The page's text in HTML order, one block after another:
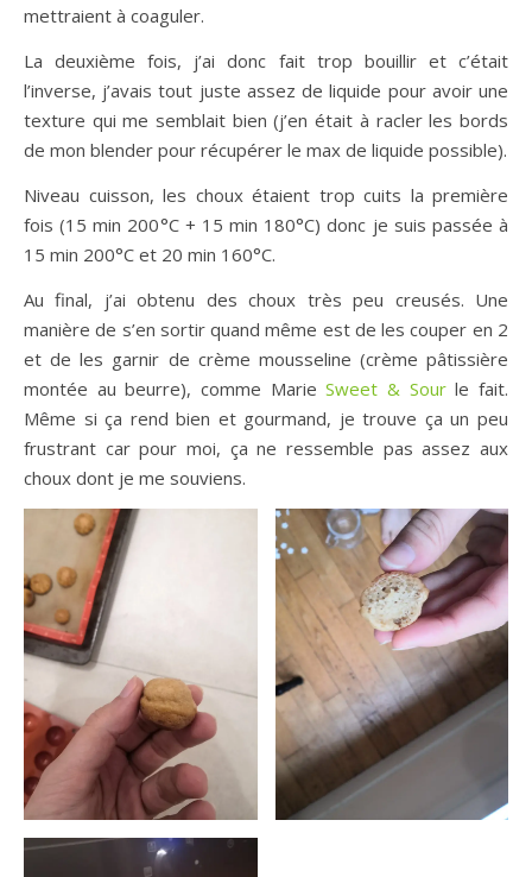
mettraient à coaguler.
La deuxième fois, j’ai donc fait trop bouillir et c’était
l’inverse, j’avais tout juste assez de liquide pour avoir une
texture qui me semblait bien (j’en était à racler les bords
de mon blender pour récupérer le max de liquide possible).
Niveau cuisson, les choux étaient trop cuits la première
fois (15 min 200°C + 15 min 180°C) donc je suis passée à
15 min 200°C et 20 min 160°C.
Au final, j’ai obtenu des choux très peu creusés. Une
manière de s’en sortir quand même est de les couper en 2
et de les garnir de crème mousseline (crème pâtissière
montée au beurre), comme MarieSweet & Sourle fait.
Même si ça rend bien et gourmand, je trouve ça un peu
frustrant car pour moi, ça ne ressemble pas assez aux
choux dont je me souviens.